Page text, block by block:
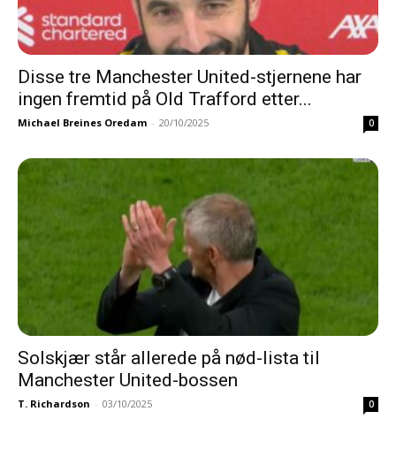
Disse tre Manchester United-stjernene har
ingen fremtid på Old Trafford etter...
Michael Breines Oredam - 20/10/2025 0
Solskjær står allerede på nød-lista til
Manchester United-bossen
T. Richardson - 03/10/2025 0